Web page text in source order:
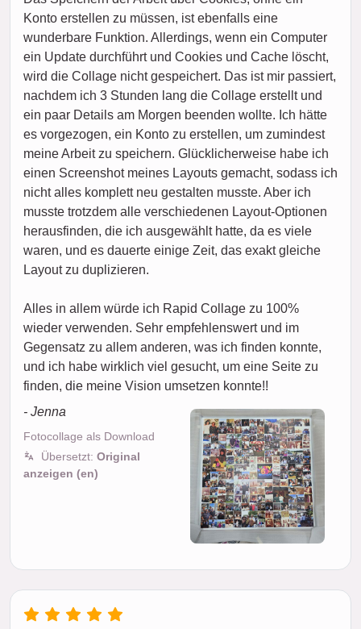
Konto erstellen zu müssen, ist ebenfalls eine
wunderbare Funktion. Allerdings, wenn ein Computer
ein Update durchführt und Cookies und Cache löscht,
wird die Collage nicht gespeichert. Das ist mir passiert,
nachdem ich 3 Stunden lang die Collage erstellt und
ein paar Details am Morgen beenden wollte. Ich hätte
es vorgezogen, ein Konto zu erstellen, um zumindest
meine Arbeit zu speichern. Glücklicherweise habe ich
einen Screenshot meines Layouts gemacht, sodass ich
nicht alles komplett neu gestalten musste. Aber ich
musste trotzdem alle verschiedenen Layout-Optionen
herausfinden, die ich ausgewählt hatte, da es viele
waren, und es dauerte einige Zeit, das exakt gleiche
Layout zu duplizieren.
Alles in allem würde ich Rapid Collage zu 100%
wieder verwenden. Sehr empfehlenswert und im
Gegensatz zu allem anderen, was ich finden konnte,
und ich habe wirklich viel gesucht, um eine Seite zu
finden, die meine Vision umsetzen konnte!!
- Jenna
Fotocollage als Download
Übersetzt: Original
anzeigen (en)